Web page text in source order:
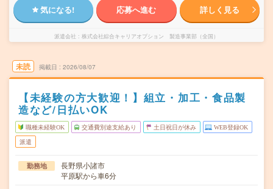
気になる! 応募へ進む 詳しく見る
派遣会社 株式会社綜合キャリアオプション 製造事業部（全国）
未読 掲載日 2026/08/07
【未経験の方大歓迎！】組立・加工・食品製
造など/日払いOK
職種未経験OK 交通費別途支給あり 土日祝日が休み WEB登録OK
派遣
勤務地
長野県小諸市
平原駅から車6分